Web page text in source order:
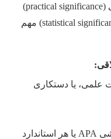
خود تفسیر کنید. معنی‌داری عملی (practical significance)
را به اندازه معنی‌داری آماری (statistical significance) مهم
یا دستکاری
رعایت کامل اصول نگارشی APA یا هر استاندارد